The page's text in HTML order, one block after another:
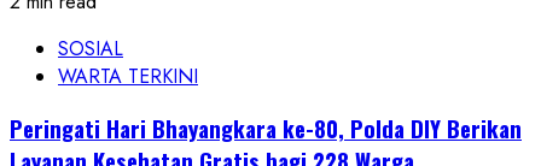
Jenazah
di
Bedog
SOSIAL
WARTA TERKINI
Peringati Hari Bhayangkara ke-80, Polda DIY Berikan